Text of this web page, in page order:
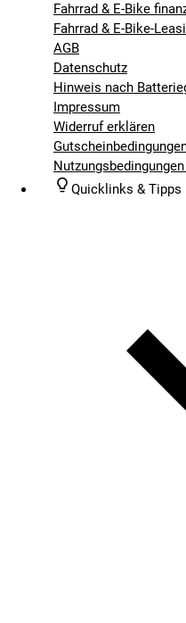
Fahrrad & E-Bike
Fahrrad & E-Bike-
AGB
Datenschutz
Hinweis nach
Impressum
Widerruf erklären
Quicklinks & Tipps